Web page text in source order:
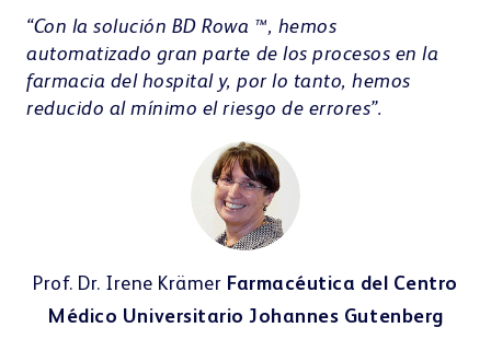
“Con la solución BD Rowa ™, hemos
automatizado gran parte de los procesos en la
farmacia del hospital y, por lo tanto, hemos
reducido al mínimo el riesgo de errores”.
Prof. Dr. Irene Krämer Farmacéutica del Centro
Médico Universitario Johannes Gutenberg